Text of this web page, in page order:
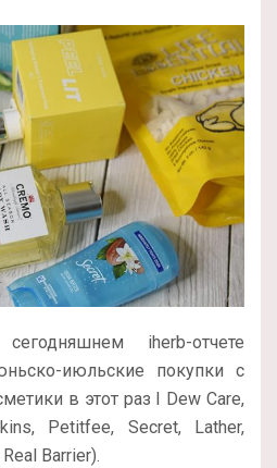
iherb-отчете
июльские покупки с
в этот раз I Dew Care,
Petitfee, Secret, Lather,
Barrier).